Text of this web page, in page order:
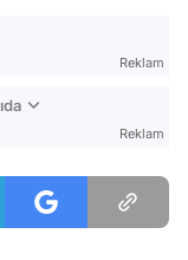
Reklam
Reklam